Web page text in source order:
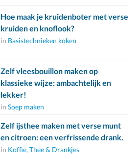
Hoe maak je kruidenboter met verse
kruiden en knoflook?
in Basistechnieken koken
Zelf vleesbouillon maken op
klassieke wijze: ambachtelijk en
lekker!
in Soep maken
Zelf ijsthee maken met verse munt
en citroen: een verfrissende drank.
in Koffie, Thee & Drankjes